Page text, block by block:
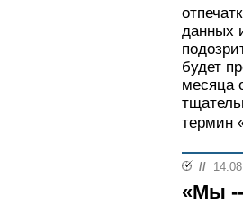
данных
будет
месяца
термин
//
«Мы